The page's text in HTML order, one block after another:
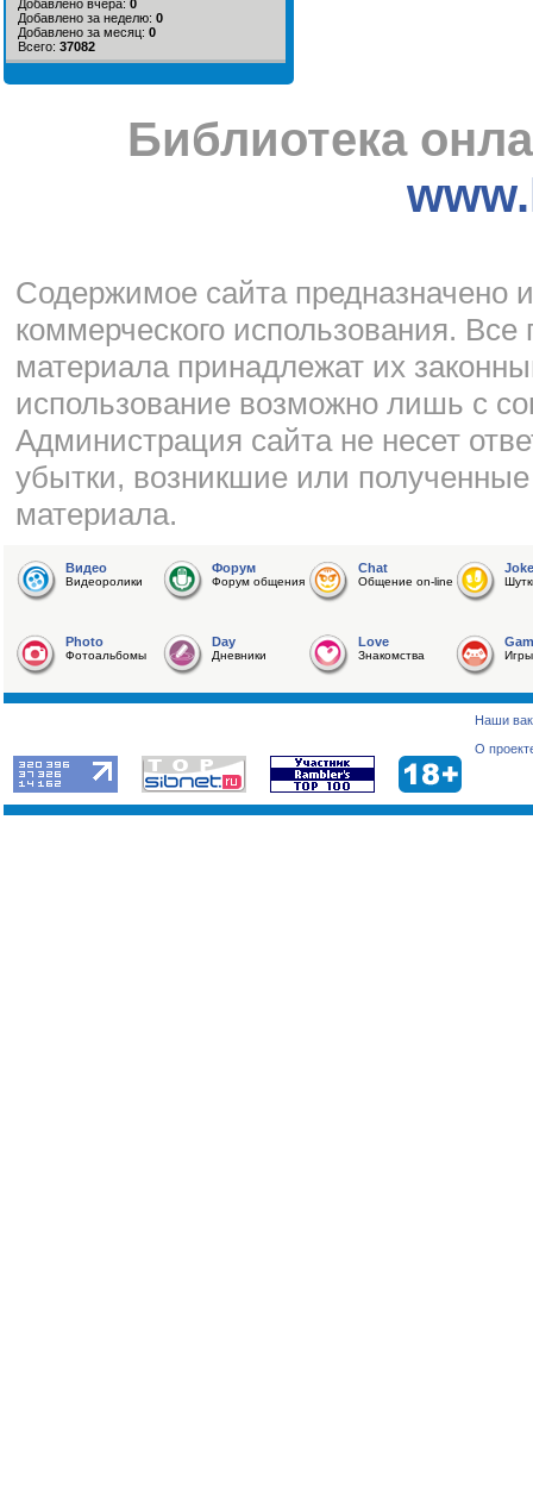
Добавлено вчера: 0
Добавлено за неделю: 0
Добавлено за месяц: 0
Всего: 37082
Библиотека
Cодержимое сайта предназначено
коммерческого использования.
материала принадлежат их
использование возможно лишь с
Администрация сайта не несет
убытки, возникшие или
материала.
Видео
Видеоролики
Форум
Форум общения
Chat
Общение on-line
Joke
Photo
Фотоальбомы
Day
Дневники
Love
Знакомства Игры
Наши
О